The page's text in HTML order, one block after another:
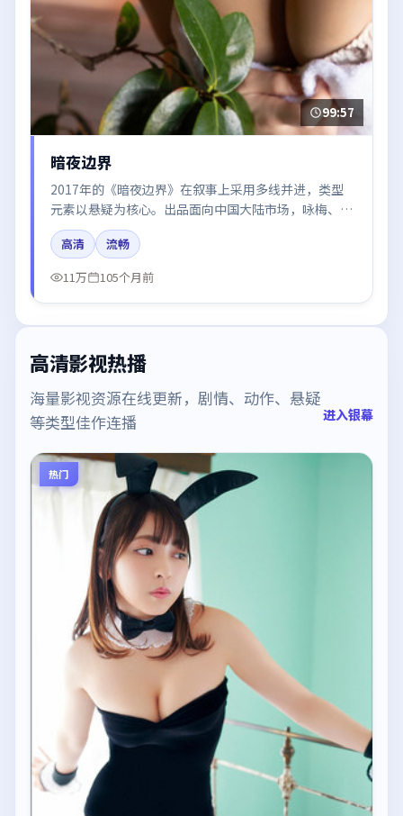
99:57
暗夜边界
2017年的《暗夜边界》在叙事上采用多线并进，类型
元素以悬疑为核心。出品面向中国大陆市场，咏梅、胡
歌、段奕宏、刘亦菲所饰角色推动关键反转，结尾留白
引发讨论。
高清
流畅
11万
105个月前
高清影视热播
海量影视资源在线更新，剧情、动作、悬疑
等类型佳作连播
进入银幕
热门